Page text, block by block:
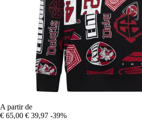
A partir de
€ 65,00 € 39,97 -39%